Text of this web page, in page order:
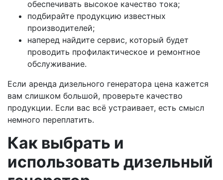
обеспечивать высокое качество тока;
подбирайте продукцию известных
производителей;
наперед найдите сервис, который будет
проводить профилактическое и ремонтное
обслуживание.
Если аренда дизельного генератора цена кажется
вам слишком большой, проверьте качество
продукции. Если вас всё устраивает, есть смысл
немного переплатить.
Как выбрать и
использовать дизельный